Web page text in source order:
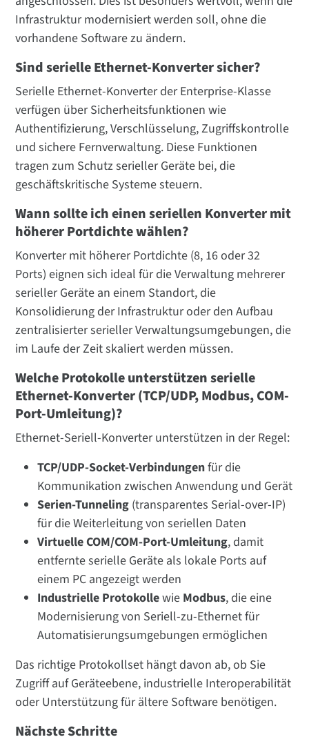
Infrastruktur modernisiert werden soll, ohne die
vorhandene Software zu ändern.
Sind serielle Ethernet-Konverter sicher?
Serielle Ethernet-Konverter der Enterprise-Klasse
verfügen über Sicherheitsfunktionen wie
Authentifizierung, Verschlüsselung, Zugriffskontrolle
und sichere Fernverwaltung. Diese Funktionen
tragen zum Schutz serieller Geräte bei, die
geschäftskritische Systeme steuern.
Wann sollte ich einen seriellen Konverter mit
höherer Portdichte wählen?
Konverter mit höherer Portdichte (8, 16 oder 32
Ports) eignen sich ideal für die Verwaltung mehrerer
serieller Geräte an einem Standort, die
Konsolidierung der Infrastruktur oder den Aufbau
zentralisierter serieller Verwaltungsumgebungen, die
im Laufe der Zeit skaliert werden müssen.
Welche Protokolle unterstützen serielle
Ethernet-Konverter (TCP/UDP, Modbus, COM-
Port-Umleitung)?
Ethernet-Seriell-Konverter unterstützen in der Regel:
TCP/UDP-Socket-Verbindungenfür die
Kommunikation zwischen Anwendung und Gerät
Serien-Tunneling (transparentes Serial-over-IP)
für die Weiterleitung von seriellen Daten
Virtuelle COM/COM-Port-Umleitung, damit
entfernte serielle Geräte als lokale Ports auf
einem PC angezeigt werden
Industrielle Protokollewie Modbus, die eine
Modernisierung von Seriell-zu-Ethernet für
Automatisierungsumgebungen ermöglichen
Das richtige Protokollset hängt davon ab, ob Sie
Zugriff auf Geräteebene, industrielle Interoperabilität
oder Unterstützung für ältere Software benötigen.
Nächste Schritte